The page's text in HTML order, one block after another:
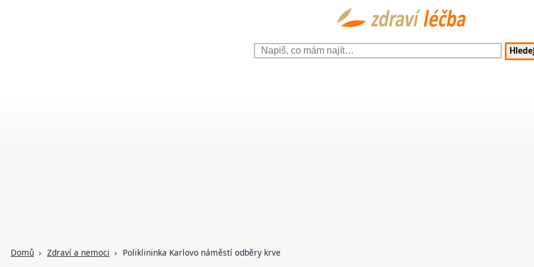
Domů Zdraví a nemoci Poliklininka Karlovo náměstí odběry krve